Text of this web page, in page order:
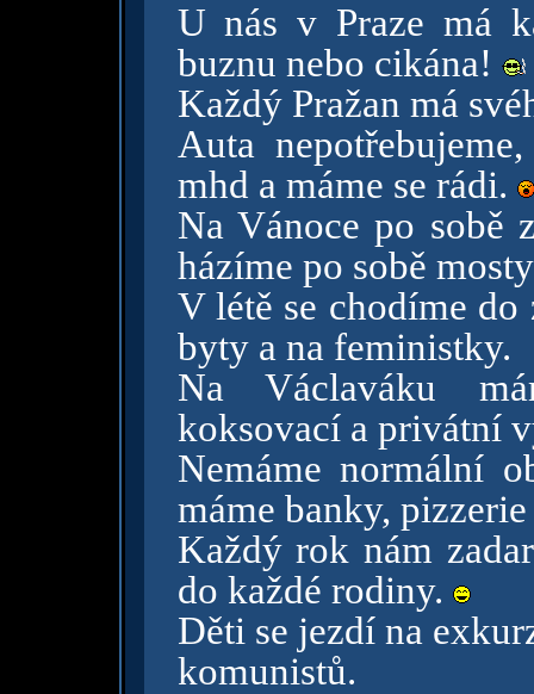
U nás v Praze má
buznu nebo cikána!
Každý Pražan má
Auta
mhd a máme se rádi.
Na Vánoce po sobě
házíme po sobě
V létě se chodíme
byty a na feministky.
Na Václaváku
koksovací a privátní
Nemáme normální
máme banky,
Každý rok nám
do každé rodiny.
Děti se jezdí na
komunistů.